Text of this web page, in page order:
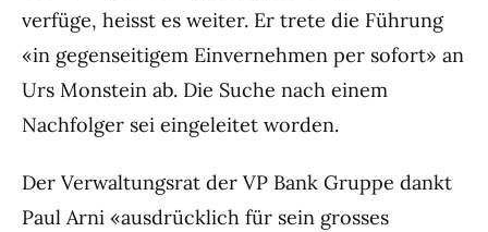
verfüge, heisst es weiter. Er trete die Führung
«in gegenseitigem Einvernehmen per sofort» an
Urs Monstein ab. Die Suche nach einem
Nachfolger sei eingeleitet worden.
Der Verwaltungsrat der VP Bank Gruppe dankt
Paul Arni «ausdrücklich für sein grosses